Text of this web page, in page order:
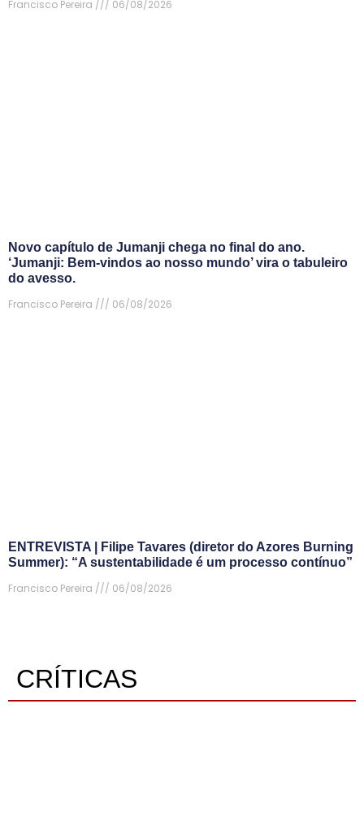
Francisco Pereira
06/08/2026
Novo capítulo de Jumanji chega no final do ano.
‘Jumanji: Bem-vindos ao nosso mundo’ vira o tabuleiro
do avesso.
Francisco Pereira
06/08/2026
ENTREVISTA | Filipe Tavares (diretor do Azores Burning
Summer): “A sustentabilidade é um processo contínuo”
Francisco Pereira
06/08/2026
CRÍTICAS